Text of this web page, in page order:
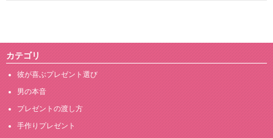
カテゴリ
彼が喜ぶプレゼント選び
男の本音
プレゼントの渡し方
手作りプレゼント